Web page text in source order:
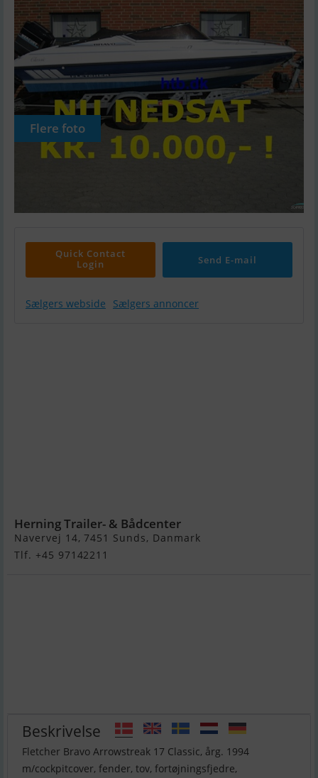
Flere foto
Quick Contact
Login
Send E-mail
Sælgers webside Sælgers annoncer
Herning Trailer- & Bådcenter
Navervej 14, 7451 Sunds, Danmark
Tlf. +45 97142211
Beskrivelse
Fletcher Bravo Arrowstreak 17 Classic, årg. 1994
m/cockpitcover, fender, tov, fortøjningsfjedre,